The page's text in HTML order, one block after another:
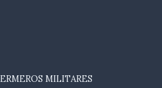
MILITARES